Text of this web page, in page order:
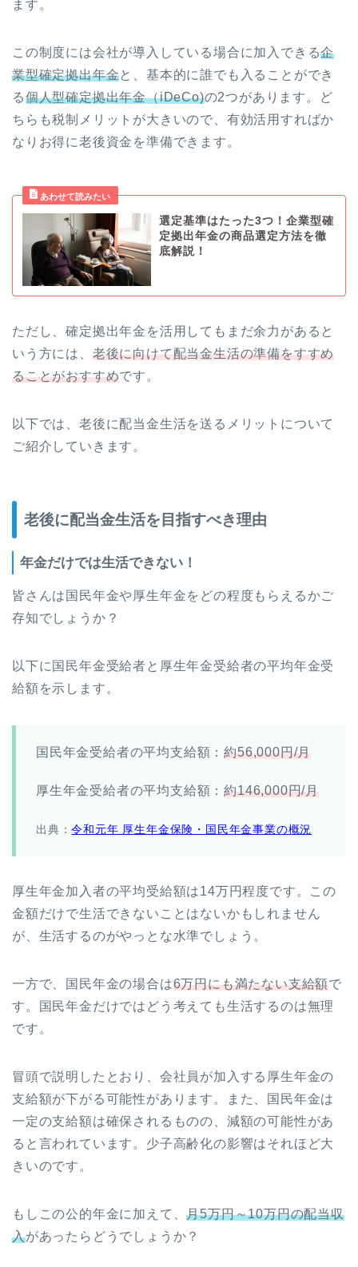
ます。
この制度には会社が導入している場合に加入できる企
業型確定拠出年金と、基本的に誰でも入ることができ
る個人型確定拠出年金（iDeCo)の2つがあります。ど
ちらも税制メリットが大きいので、有効活用すればか
なりお得に老後資金を準備できます。
選定基準はたった3つ！企業型確
定拠出年金の商品選定方法を徹
底解説！
ただし、確定拠出年金を活用してもまだ余力があると
いう方には、 老後に向けて配当金生活の準備をすすめ
ることがおすすめです。
以下では、老後に配当金生活を送るメリットについて
ご紹介していきます。
老後に配当金生活を目指すべき理由
年金だけでは生活できない！
皆さんは国民年金や厚生年金をどの程度もらえるかご
存知でしょうか？
以下に国民年金受給者と厚生年金受給者の平均年金受
給額を示します。
国民年金受給者の平均支給額：約56,000円/月
厚生年金受給者の平均支給額：約146,000円/月
出典：令和元年 厚生年金保険・国民年金事業の概況
厚生年金加入者の平均受給額は14万円程度です。この
金額だけで生活できないことはないかもしれません
が、生活するのがやっとな水準でしょう。
一方で、国民年金の場合は6万円にも満たない支給額で
す。国民年金だけではどう考えても生活するのは無理
です。
冒頭で説明したとおり、会社員が加入する厚生年金の
支給額が下がる可能性があります。また、国民年金は
一定の支給額は確保されるものの、減額の可能性があ
ると言われています。少子高齢化の影響はそれほど大
きいのです。
もしこの公的年金に加えて、月5万円～10万円の配当収
入があったらどうでしょうか？